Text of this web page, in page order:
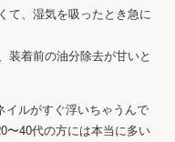
て、湿気を吸ったとき急に
装着前の油分除去が甘いと
イルがすぐ浮いちゃうんで
〜40代の方には本当に多い